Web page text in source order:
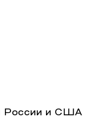
России и США